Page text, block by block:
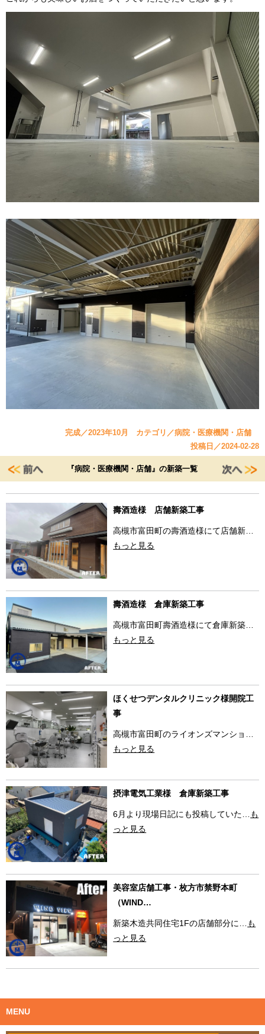
完成／2023年10月 カテゴリ／病院・医療機関・店舗
投稿日／2024-02-28
『病院・医療機関・店舗』の新築一覧
壽酒造様 店舗新築工事
高槻市富田町の壽酒造様にて店舗新…
もっと見る
壽酒造様 倉庫新築工事
高槻市富田町壽酒造様にて倉庫新築…
もっと見る
ほくせつデンタルクリニック様開院工
事
高槻市富田町のライオンズマンショ…
もっと見る
摂津電気工業様 倉庫新築工事
6月より現場日記にも投稿していた…
も
っと見る
美容室店舗工事・枚方市禁野本町
（WIND…
新築木造共同住宅1Fの店舗部分に…
も
っと見る
MENU